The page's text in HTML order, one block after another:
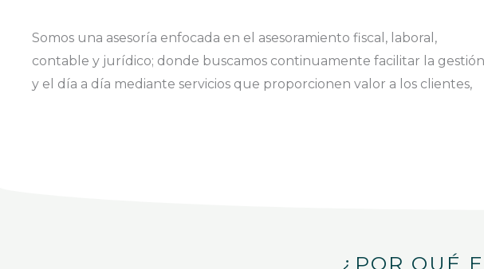
Somos una asesoría enfocada en el asesoramiento fiscal, laboral,
contable y jurídico; donde buscamos continuamente facilitar la gestión
y el día a día mediante servicios que proporcionen valor a los clientes,
¿POR QUÉ